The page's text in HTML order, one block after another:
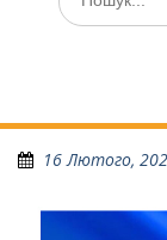
16 Лютого,